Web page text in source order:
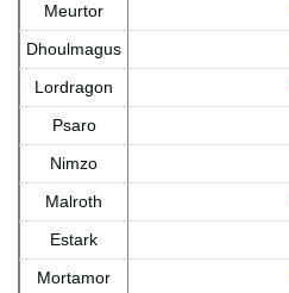
Meurtor
Dhoulmagus
Lordragon
Psaro
Nimzo
Malroth
Estark
Mortamor